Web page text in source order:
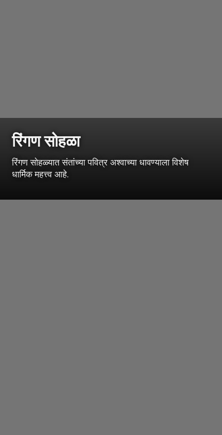
रिंगण सोहळा
रिंगण सोहळ्यात संतांच्या पवित्र अश्वाच्या धावण्याला विशेष
धार्मिक महत्त्व आहे.